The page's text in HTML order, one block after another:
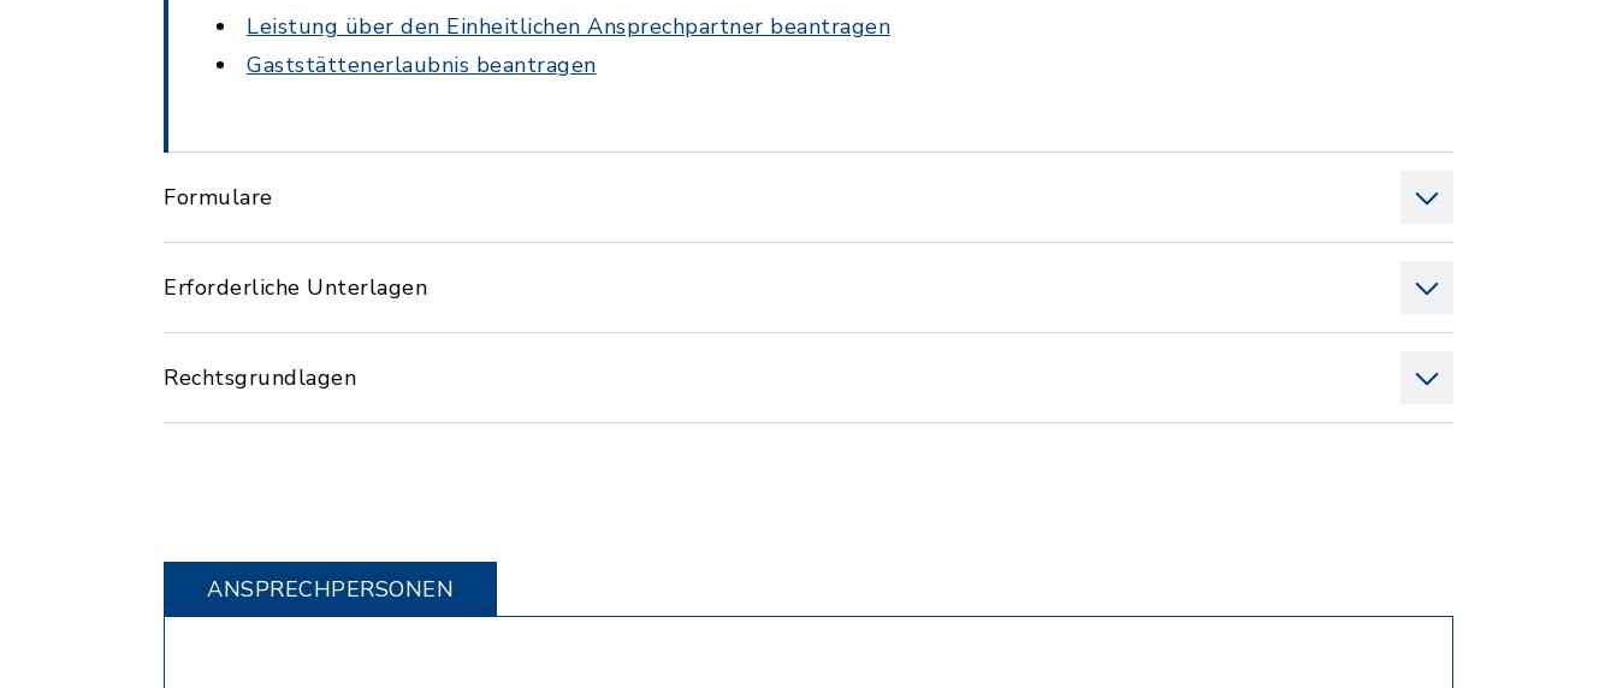
Leistung über den Einheitlichen Ansprechpartner beantragen
Gaststättenerlaubnis beantragen
Formulare
Erforderliche Unterlagen
Rechtsgrundlagen
ANSPRECHPERSONEN